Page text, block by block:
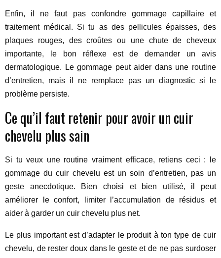
Enfin, il ne faut pas confondre gommage capillaire et
traitement médical. Si tu as des pellicules épaisses, des
plaques rouges, des croûtes ou une chute de cheveux
importante, le bon réflexe est de demander un avis
dermatologique. Le gommage peut aider dans une routine
d’entretien, mais il ne remplace pas un diagnostic si le
problème persiste.
Ce qu’il faut retenir pour avoir un cuir
chevelu plus sain
Si tu veux une routine vraiment efficace, retiens ceci : le
gommage du cuir chevelu est un soin d’entretien, pas un
geste anecdotique. Bien choisi et bien utilisé, il peut
améliorer le confort, limiter l’accumulation de résidus et
aider à garder un cuir chevelu plus net.
Le plus important est d’adapter le produit à ton type de cuir
chevelu, de rester doux dans le geste et de ne pas surdoser